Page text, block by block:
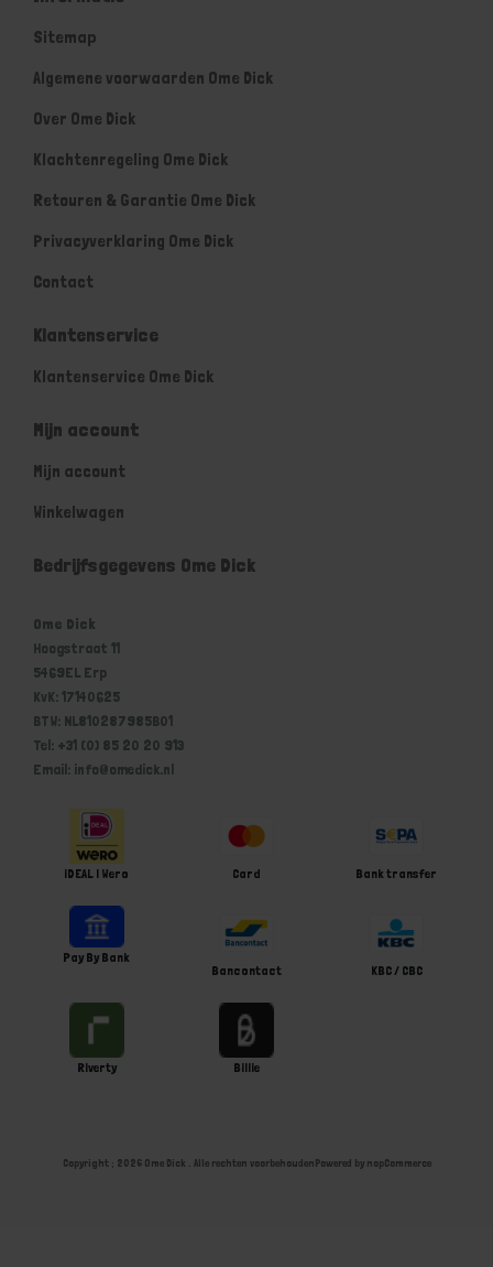
Sitemap
Algemene voorwaarden Ome Dick
Over Ome Dick
Klachtenregeling Ome Dick
Retouren & Garantie Ome Dick
Privacyverklaring Ome Dick
Contact
Klantenservice
Klantenservice Ome Dick
Mijn account
Mijn account
Winkelwagen
Bedrijfsgegevens Ome Dick
Ome Dick
Hoogstraat 11
5469EL Erp
KvK: 17140625
BTW: NL810287985B01
Tel: +31 (0) 85 20 20 913
Email: info@omedick.nl
iDEAL | Wero Card Bank transfer
Pay By Bank
Bancontact
KBC / CBC
Riverty Billie
Copyright ; 2026 Ome Dick . Alle rechten voorbehoudenPowered by nopCommerce